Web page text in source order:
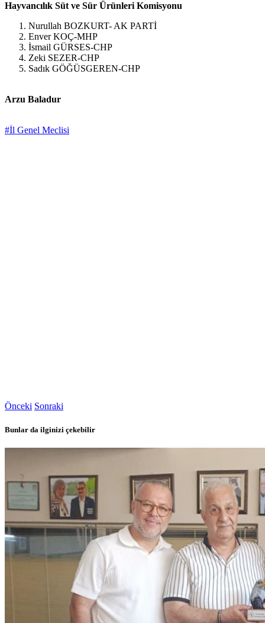
Hayvancılık Süt ve Sür Ürünleri Komisyonu
Nurullah BOZKURT- AK PARTİ
Enver KOÇ-MHP
İsmail GÜRSES-CHP
Zeki SEZER-CHP
Sadık GÖĞÜSGEREN-CHP
Arzu Baladur
#İl Genel Meclisi
Önceki Sonraki
Bunlar da ilginizi çekebilir